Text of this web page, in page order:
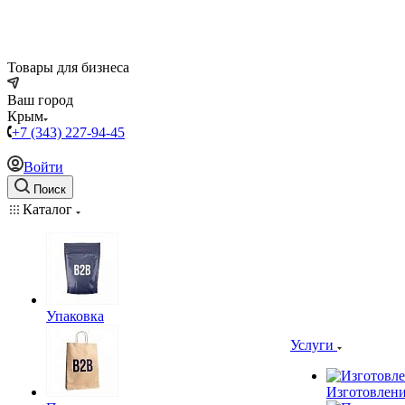
Товары для бизнеса
Ваш город
Крым
+7 (343) 227-94-45
Войти
Поиск
Каталог
Упаковка
Услуги